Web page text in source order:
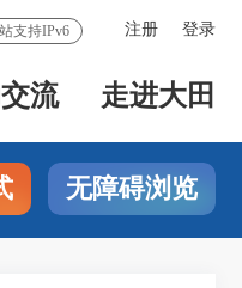
注册 登录
支持IPv6
流 走进大田
无障碍浏览